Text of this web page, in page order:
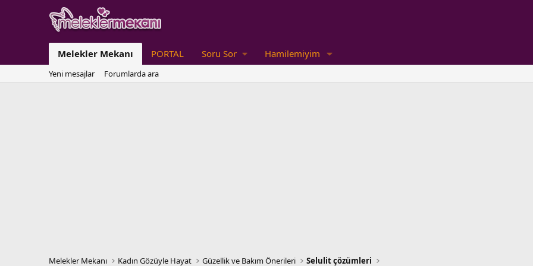
Melekler Mekanı PORTAL Soru Sor Hamilemiyim
Yeni mesajlar Forumlarda ara
Melekler Mekanı Kadın Gözüyle Hayat Güzellik ve Bakım Önerileri Selulit çözümleri